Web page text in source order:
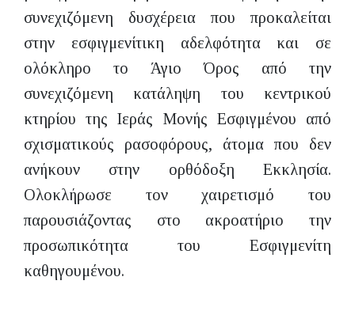
συνεχιζόμενη δυσχέρεια που προκαλείται
στην εσφιγμενίτικη αδελφότητα και σε
ολόκληρο το Άγιο Όρος από την
συνεχιζόμενη κατάληψη του κεντρικού
κτηρίου της Ιεράς Μονής Εσφιγμένου από
σχισματικούς ρασοφόρους, άτομα που δεν
ανήκουν στην ορθόδοξη Εκκλησία.
Ολοκλήρωσε τον χαιρετισμό του
παρουσιάζοντας στο ακροατήριο την
προσωπικότητα του Εσφιγμενίτη
καθηγουμένου.